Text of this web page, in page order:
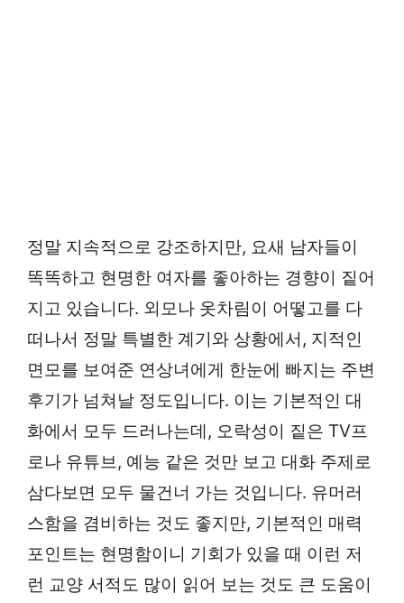
정말 지속적으로 강조하지만, 요새 남자들이
똑똑하고 현명한 여자를 좋아하는 경향이 짙어
지고 있습니다. 외모나 옷차림이 어떻고를 다
떠나서 정말 특별한 계기와 상황에서, 지적인
면모를 보여준 연상녀에게 한눈에 빠지는 주변
후기가 넘쳐날 정도입니다. 이는 기본적인 대
화에서 모두 드러나는데, 오락성이 짙은 TV프
로나 유튜브, 예능 같은 것만 보고 대화 주제로
삼다보면 모두 물건너 가는 것입니다. 유머러
스함을 겸비하는 것도 좋지만, 기본적인 매력
포인트는 현명함이니 기회가 있을 때 이런 저
런 교양 서적도 많이 읽어 보는 것도 큰 도움이